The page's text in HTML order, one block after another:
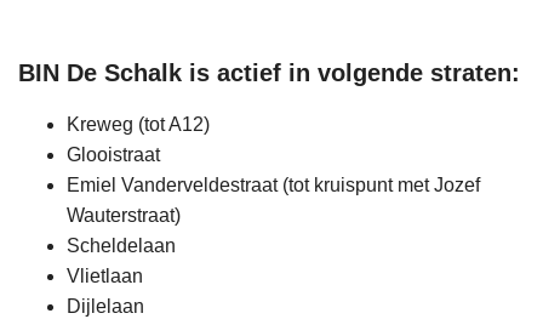
BIN De Schalk is actief in volgende straten:
Kreweg (tot A12)
Glooistraat
Emiel Vanderveldestraat (tot kruispunt met Jozef
Wauterstraat)
Scheldelaan
Vlietlaan
Dijlelaan